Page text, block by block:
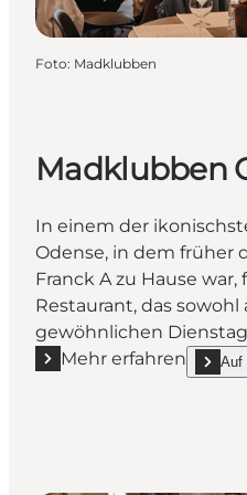
Foto: Madklubben
Madklubben
In einem der
Odense, in dem früher
Franck A zu Hause war,
Restaurant, das sowohl
gewöhnlichen
Mehr erfahren
Mehr erfahren Auf
show